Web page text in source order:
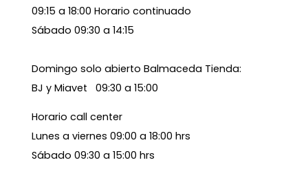
09:15 a 18:00 Horario continuado
Sábado 09:30 a 14:15
Domingo solo abierto Balmaceda Tienda:
BJ y Miavet 09:30 a 15:00
Horario call center
Lunes a viernes 09:00 a 18:00 hrs
Sábado 09:30 a 15:00 hrs